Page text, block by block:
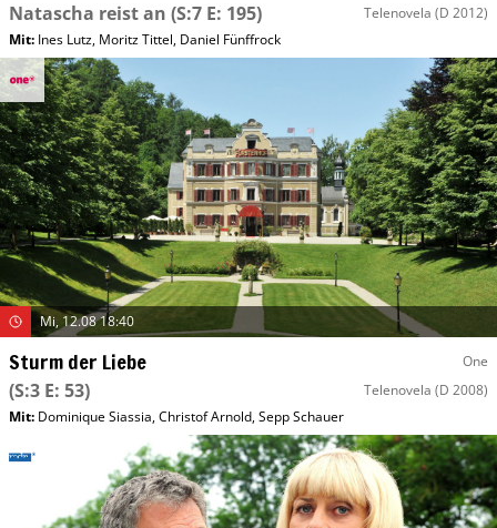
Natascha reist an (S:7 E: 195) Telenovela (D 2012)
Mit: Ines Lutz, Moritz Tittel, Daniel Fünffrock
Mi, 12.08 18:40
Sturm der Liebe One
(S:3 E: 53) Telenovela (D 2008)
Mit: Dominique Siassia,Christof Arnold,Sepp Schauer